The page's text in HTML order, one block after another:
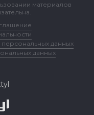
материалов
данных
данных